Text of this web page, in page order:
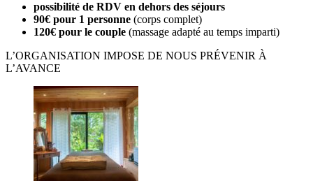
possibilité de RDV en dehors des séjours
90€ pour 1 personne (corps complet)
120€ pour le couple (massage adapté au temps imparti)
L’ORGANISATION IMPOSE DE NOUS PRÉVENIR À
L’AVANCE